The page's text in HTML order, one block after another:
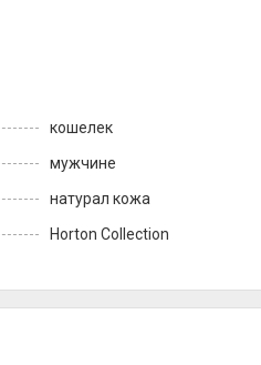
кошелек
мужчине
натурал кожа
Horton Collection